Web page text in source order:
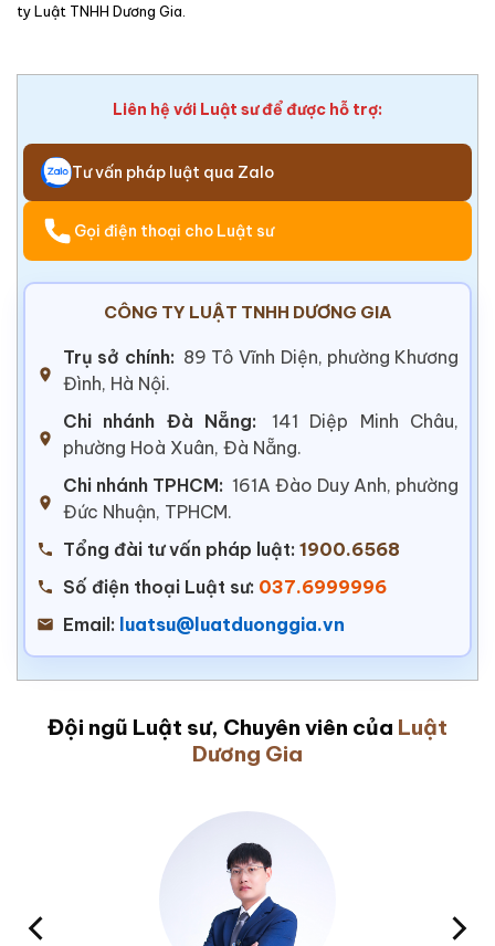
ty Luật TNHH Dương Gia.
Liên hệ với Luật sư để được hỗ trợ:
Tư vấn pháp luật qua Zalo
Gọi điện thoại cho Luật sư
CÔNG TY LUẬT TNHH DƯƠNG GIA
Trụ sở chính: 89 Tô Vĩnh Diện, phường Khương
Đình, Hà Nội.
Chi nhánh Đà Nẵng:
141 Diệp Minh Châu,
phường Hoà Xuân, Đà Nẵng.
Chi nhánh TPHCM: 161A Đào Duy Anh, phường
Đức Nhuận, TPHCM.
Tổng đài tư vấn pháp luật: 1900.6568
Số điện thoại Luật sư: 037.6999996
Email: luatsu@luatduonggia.vn
Đội ngũ Luật sư, Chuyên viên của Luật
Dương Gia